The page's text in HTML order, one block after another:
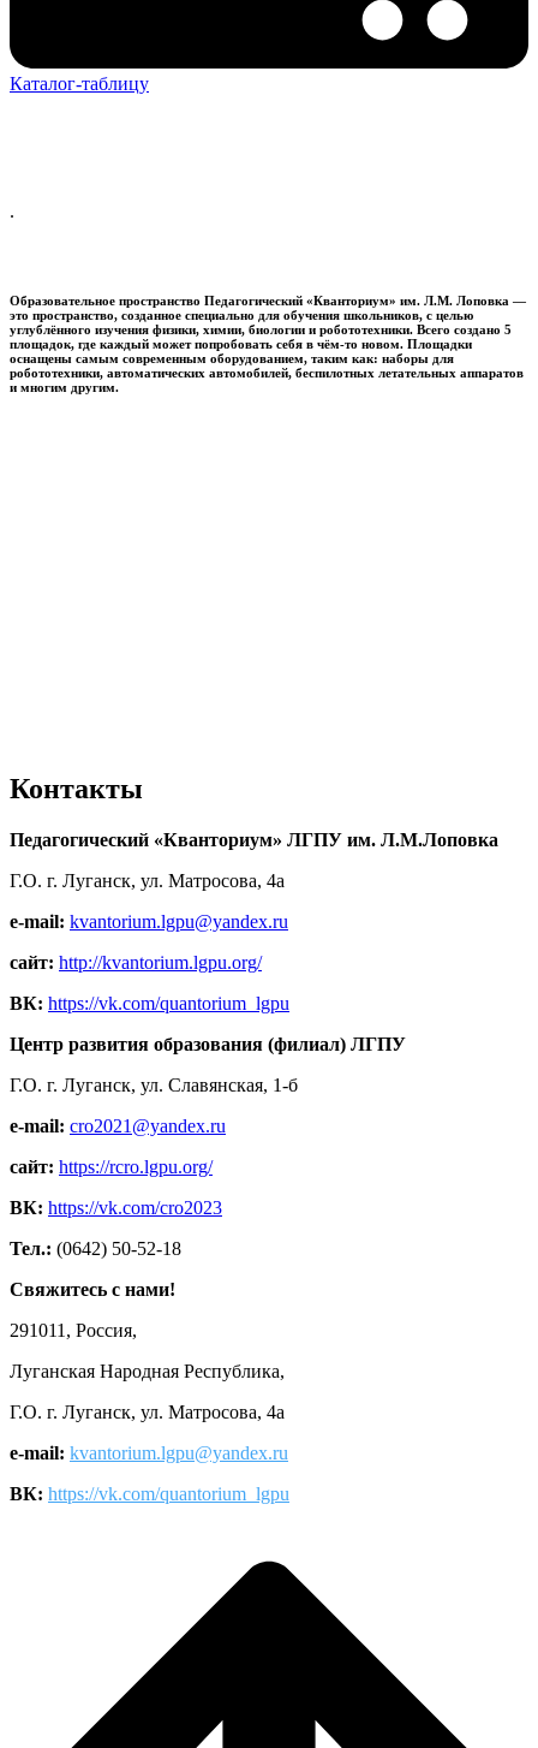
Каталог-таблицу
.
Образовательное пространство Педагогический «Кванториум» им. Л.М. Лоповка —
это пространство, созданное специально для обучения школьников, с целью
углублённого изучения физики, химии, биологии и робототехники. Всего создано 5
площадок, где каждый может попробовать себя в чём-то новом. Площадки
оснащены самым современным оборудованием, таким как: наборы для
робототехники, автоматических автомобилей, беспилотных летательных аппаратов
и многим другим.
Контакты
Педагогический «Кванториум» ЛГПУ им. Л.М.Лоповка
Г.О. г. Луганск, ул. Матросова, 4а
e-mail: kvantorium.lgpu@yandex.ru
сайт: http://kvantorium.lgpu.org/
ВК: https://vk.com/quantorium_lgpu
Центр развития образования (филиал) ЛГПУ
Г.О. г. Луганск, ул. Славянская, 1-б
e-mail: cro2021@yandex.ru
сайт: https://rcro.lgpu.org/
ВК: https://vk.com/cro2023
Тел.: (0642) 50-52-18
Свяжитесь с нами!
291011, Россия,
Луганская Народная Республика,
Г.О. г. Луганск, ул. Матросова, 4а
e-mail: kvantorium.lgpu@yandex.ru
ВК: https://vk.com/quantorium_lgpu